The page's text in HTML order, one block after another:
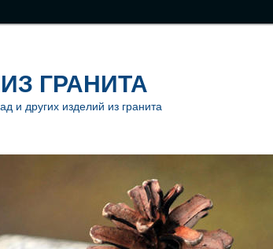
ГРАНИТА
и других изделий из гранита